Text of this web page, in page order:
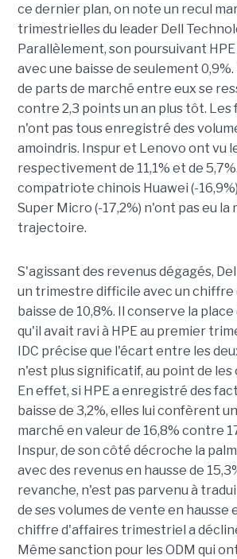
ce dernier plan, on note un recul
trimestrielles du leader Dell
Parallèlement, son poursuivant
avec une baisse de seulement
de parts de marché entre eux se
contre 2,3 points un an plus tôt. Les
n'ont pas tous enregistré des
amoindris. Inspur et Lenovo ont vu
respectivement de 11,1% et de
compatriote chinois Huawei (-
Super Micro (-17,2%) n'ont pas eu la
trajectoire.
S'agissant des revenus dégagés,
un trimestre difficile avec un chiffre
baisse de 10,8%. Il conserve la
qu'il avait ravi à HPE au premier
IDC précise que l'écart entre les
n'est plus significatif, au point de les
En effet, si HPE a enregistré des
baisse de 3,2%, elles lui confèrent
marché en valeur de 16,8% contre
Inspur, de son côté décroche la
avec des revenus en hausse de
revanche, n'est pas parvenu à
de ses volumes de vente en hausse
chiffre d'affaires trimestriel a
Même sanction pour les ODM qui